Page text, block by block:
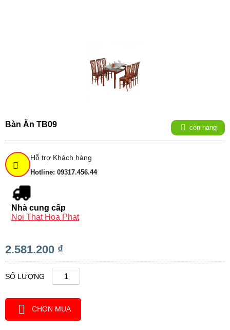
Bàn Ăn TB09 còn hàng
Hỗ trợ Khách hàng
Hotline: 09317.456.44
Nhà cung cấp
Noi That Hoa Phat
2.581.200 ₫
SỐ LƯỢNG
CHỌN MUA